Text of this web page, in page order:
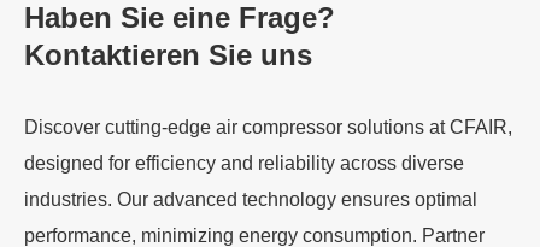
Haben Sie eine Frage?
Kontaktieren Sie uns
Discover cutting-edge air compressor solutions at CFAIR,
designed for efficiency and reliability across diverse
industries. Our advanced technology ensures optimal
performance, minimizing energy consumption. Partner